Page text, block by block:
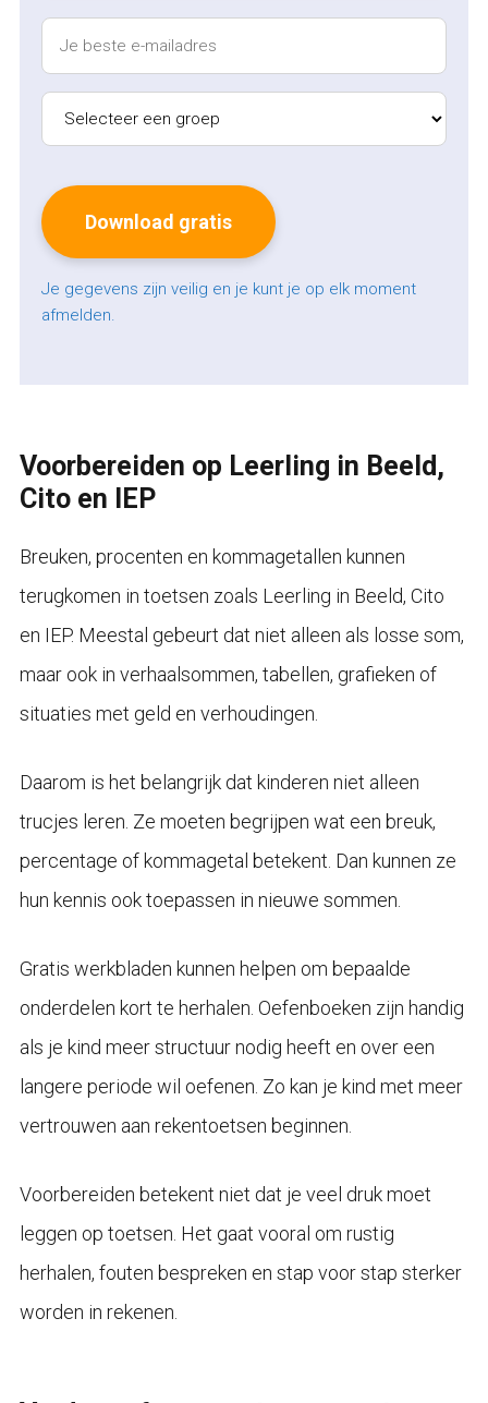
Je gegevens zijn veilig en je kunt je op elk moment
afmelden.
Voorbereiden op Leerling in Beeld,
Cito en IEP
Breuken, procenten en kommagetallen kunnen
terugkomen in toetsen zoals Leerling in Beeld, Cito
en IEP. Meestal gebeurt dat niet alleen als losse som,
maar ook in verhaalsommen, tabellen, grafieken of
situaties met geld en verhoudingen.
Daarom is het belangrijk dat kinderen niet alleen
trucjes leren. Ze moeten begrijpen wat een breuk,
percentage of kommagetal betekent. Dan kunnen ze
hun kennis ook toepassen in nieuwe sommen.
Gratis werkbladen kunnen helpen om bepaalde
onderdelen kort te herhalen. Oefenboeken zijn handig
als je kind meer structuur nodig heeft en over een
langere periode wil oefenen. Zo kan je kind met meer
vertrouwen aan rekentoetsen beginnen.
Voorbereiden betekent niet dat je veel druk moet
leggen op toetsen. Het gaat vooral om rustig
herhalen, fouten bespreken en stap voor stap sterker
worden in rekenen.